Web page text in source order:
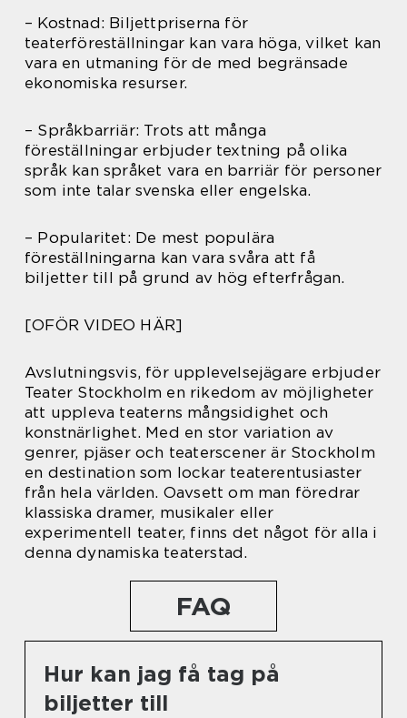
– Kostnad: Biljettpriserna för
teaterföreställningar kan vara höga, vilket kan
vara en utmaning för de med begränsade
ekonomiska resurser.
– Språkbarriär: Trots att många
föreställningar erbjuder textning på olika
språk kan språket vara en barriär för personer
som inte talar svenska eller engelska.
– Popularitet: De mest populära
föreställningarna kan vara svåra att få
biljetter till på grund av hög efterfrågan.
[OFÖR VIDEO HÄR]
Avslutningsvis, för upplevelsejägare erbjuder
Teater Stockholm en rikedom av möjligheter
att uppleva teaterns mångsidighet och
konstnärlighet. Med en stor variation av
genrer, pjäser och teaterscener är Stockholm
en destination som lockar teaterentusiaster
från hela världen. Oavsett om man föredrar
klassiska dramer, musikaler eller
experimentell teater, finns det något för alla i
denna dynamiska teaterstad.
FAQ
Hur kan jag få tag på
biljetter till